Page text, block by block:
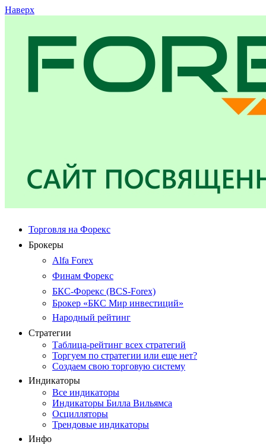
Наверх
Торговля на Форекс
Брокеры
Alfa Forex
Финам Форекс
БКС-Форекс (BCS-Forex)
Брокер «БКС Мир инвестиций»
Народный рейтинг
Стратегии
Таблица-рейтинг всех стратегий
Торгуем по стратегии или еще нет?
Создаем свою торговую систему
Индикаторы
Все индикаторы
Индикаторы Билла Вильямса
Осцилляторы
Трендовые индикаторы
Инфо